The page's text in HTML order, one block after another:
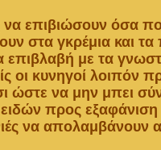
επιβιώσουν όσα
στα γκρέμια και
επιβλαβή με τα
οι κυνηγοί λοιπόν
ώστε να μην μπει
ειδών προς
να απολαμβάνουν